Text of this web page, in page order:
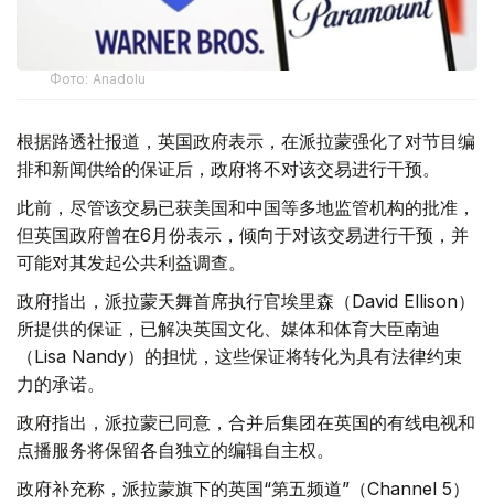
Фото: Аnadolu
根据路透社报道，英国政府表示，在派拉蒙强化了对节目编
排和新闻供给的保证后，政府将不对该交易进行干预。
此前，尽管该交易已获美国和中国等多地监管机构的批准，
但英国政府曾在6月份表示，倾向于对该交易进行干预，并
可能对其发起公共利益调查。
政府指出，派拉蒙天舞首席执行官埃里森（David Ellison）
所提供的保证，已解决英国文化、媒体和体育大臣南迪
（Lisa Nandy）的担忧，这些保证将转化为具有法律约束
力的承诺。
政府指出，派拉蒙已同意，合并后集团在英国的有线电视和
点播服务将保留各自独立的编辑自主权。
政府补充称，派拉蒙旗下的英国“第五频道”（Channel 5）